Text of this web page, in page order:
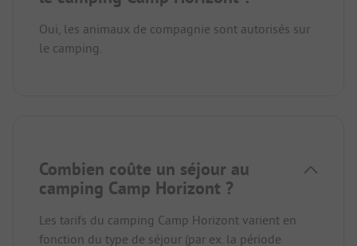
Oui, les animaux de compagnie sont autorisés sur
le camping.
Combien coûte un séjour au
camping Camp Horizont ?
Les tarifs du camping Camp Horizont varient en
fonction du type de séjour (par ex. la période